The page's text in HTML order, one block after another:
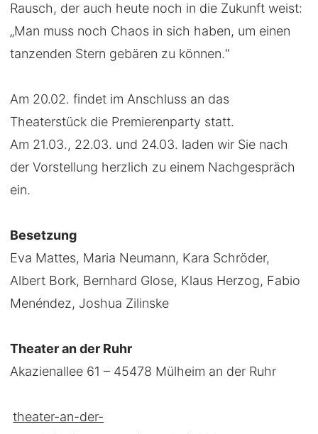
Rausch, der auch heute noch in die Zukunft weist:
„Man muss noch Chaos in sich haben, um einen
tanzenden Stern gebären zu können.“
Am 20.02. findet im Anschluss an das
Theaterstück die Premierenparty statt.
Am 21.03., 22.03. und 24.03. laden wir Sie nach
der Vorstellung herzlich zu einem Nachgespräch
ein.
Besetzung
Eva Mattes, Maria Neumann, Kara Schröder,
Albert Bork, Bernhard Glose, Klaus Herzog, Fabio
Menéndez, Joshua Zilinske
Theater an der Ruhr
Akazienallee 61 – 45478 Mülheim an der Ruhr
theater-an-der-